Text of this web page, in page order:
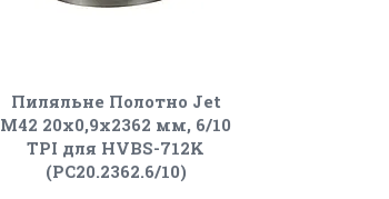
Пиляльне Полотно Jet
М42 20х0,9х2362 мм, 6/10
TPI для HVBS-712K
(PC20.2362.6/10)